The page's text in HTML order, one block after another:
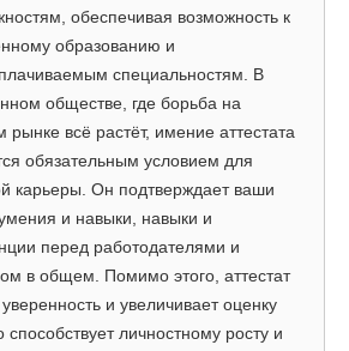
обеспечивая возможность к
образованию и
специальностям. В
обществе, где борьба на
рынке всё растёт, имение аттестата
обязательным условием для
карьеры. Он подтверждает ваши
и навыки, навыки и
перед работодателями и
в общем. Помимо этого, аттестат
и увеличивает оценку
способствует личностному росту и